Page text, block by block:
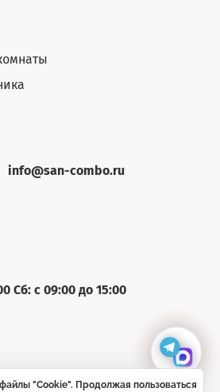
info@san-combo.ru
Сб: с 09:00 до 15:00
"Cookie". Продолжая пользоваться